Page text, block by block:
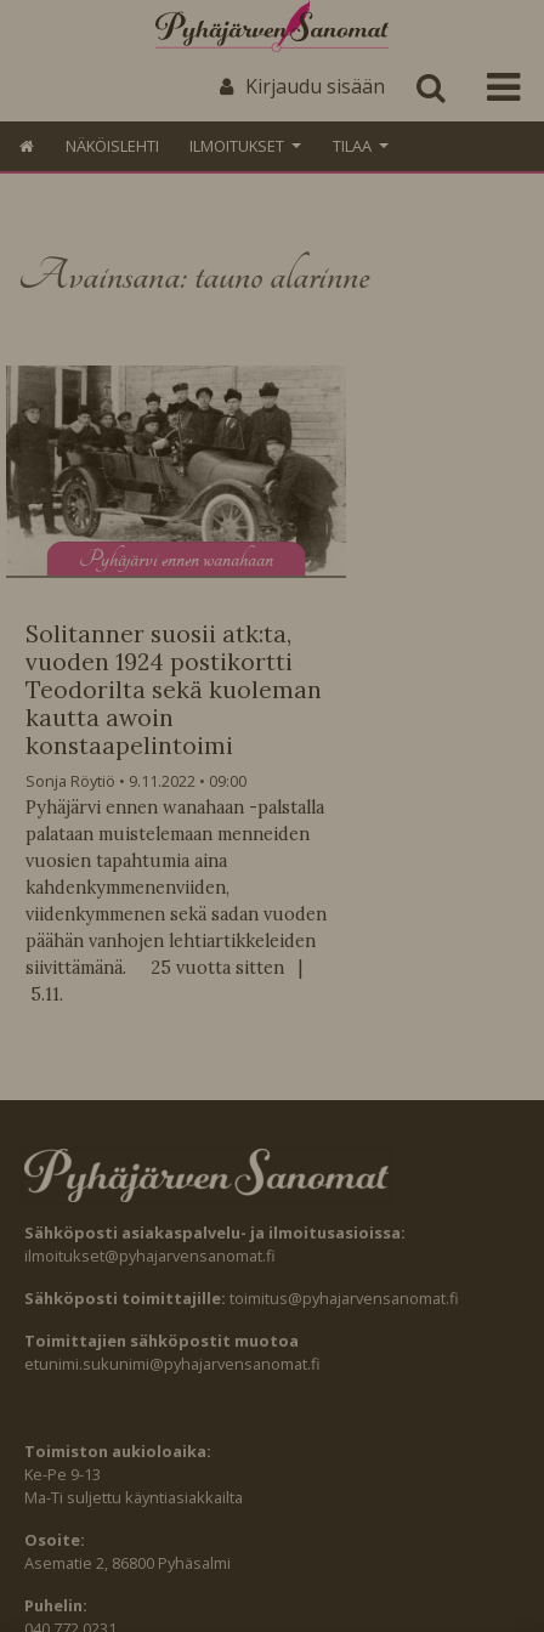
Kirjaudu sisään
NÄKÖISLEHTI ILMOITUKSET TILAA
Avainsana: tauno alarinne
Pyhäjärvi ennen wanahaan
Solitanner suosii atk:ta,
vuoden 1924 postikortti
Teodorilta sekä kuoleman
kautta awoin
konstaapelintoimi
Sonja Röytiö 9.11.2022
09:00
Pyhäjärvi ennen wanahaan -palstalla
palataan muistelemaan menneiden
vuosien tapahtumia aina
kahdenkymmenenviiden,
viidenkymmenen sekä sadan vuoden
päähän vanhojen lehtiartikkeleiden
siivittämänä. 25 vuotta sitten |
5.11.
Sähköposti asiakaspalvelu- ja ilmoitusasioissa:
ilmoitukset@pyhajarvensanomat.fi
Sähköposti toimittajille: toimitus@pyhajarvensanomat.fi
Toimittajien sähköpostit muotoa
etunimi.sukunimi@pyhajarvensanomat.fi
Toimiston aukioloaika:
Ke-Pe 9-13
Ma-Ti suljettu käyntiasiakkailta
Osoite:
Asematie 2, 86800 Pyhäsalmi
Puhelin: